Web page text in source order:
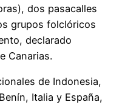
dos pasacalles
grupos folclóricos
declarado
Canarias.
de Indonesia,
Italia y España,